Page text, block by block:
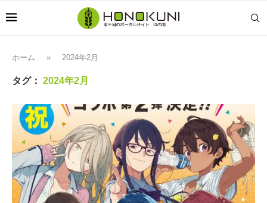
ホーム » 2024年2月
タグ： 2024年2月